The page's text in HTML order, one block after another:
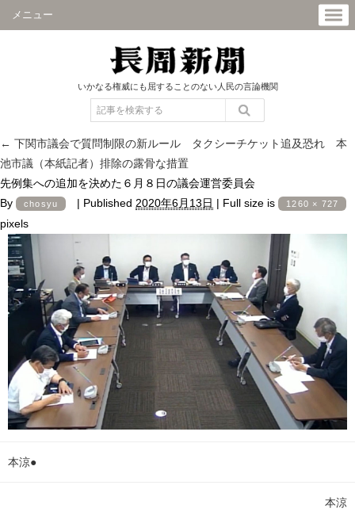
メニュー
いかなる権威にも屈することのない人民の言論機関
← 下関市議会で質問制限の新ルール タクシーチケット追及恐れ 本
池市議（本紙記者）排除の露骨な措置
先例集への追加を決めた６月８日の議会運営委員会
By
chosyu | Published 2020年6月13日 | Full size is 1260 × 727
pixels
本涼●
本涼